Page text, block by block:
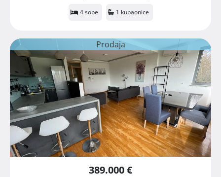
4 sobe 1 kupaonice
Prodaja
389.000 €